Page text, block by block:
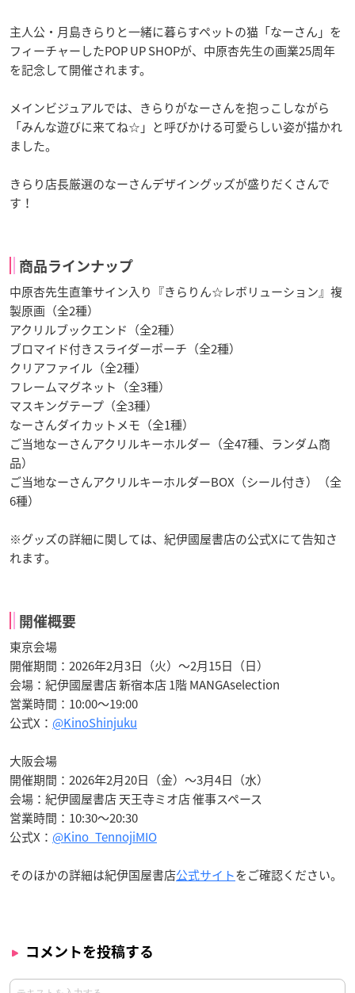
主人公・月島きらりと一緒に暮らすペットの猫「なーさん」を
フィーチャーしたPOP UP SHOPが、中原杏先生の画業25周年
を記念して開催されます。
メインビジュアルでは、きらりがなーさんを抱っこしながら
「みんな遊びに来てね☆」と呼びかける可愛らしい姿が描かれ
ました。
きらり店長厳選のなーさんデザイングッズが盛りだくさんで
す！
商品ラインナップ
中原杏先生直筆サイン入り『きらりん☆レボリューション』複
製原画（全2種）
アクリルブックエンド（全2種）
ブロマイド付きスライダーポーチ（全2種）
クリアファイル（全2種）
フレームマグネット（全3種）
マスキングテープ（全3種）
なーさんダイカットメモ（全1種）
ご当地なーさんアクリルキーホルダー（全47種、ランダム商
品）
ご当地なーさんアクリルキーホルダーBOX（シール付き）（全
6種）
※グッズの詳細に関しては、紀伊國屋書店の公式Xにて告知さ
れます。
開催概要
東京会場
開催期間：2026年2月3日（火）〜2月15日（日）
会場：紀伊國屋書店 新宿本店 1階 MANGAselection
営業時間：10:00〜19:00
公式X： @KinoShinjuku
大阪会場
開催期間：2026年2月20日（金）〜3月4日（水）
会場：紀伊國屋書店 天王寺ミオ店 催事スペース
営業時間：10:30〜20:30
公式X： @Kino_TennojiMIO
そのほかの詳細は紀伊国屋書店公式サイトをご確認ください。
コメントを投稿する